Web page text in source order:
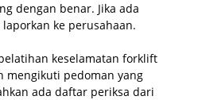
dengan benar. Jika ada
ke perusahaan.
keselamatan forklift
mengikuti pedoman yang
ada daftar periksa dari